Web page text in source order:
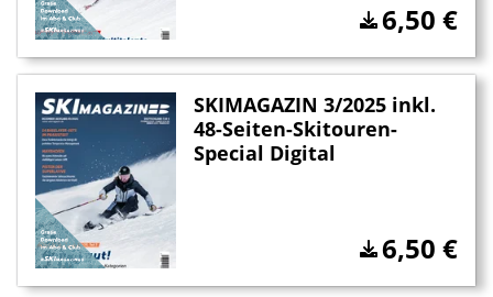
6,50 €
SKIMAGAZIN 3/2025 inkl.
48-Seiten-Skitouren-
Special Digital
6,50 €